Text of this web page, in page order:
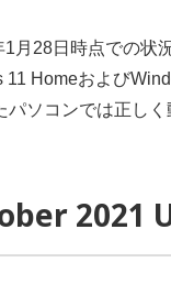
月28日時点での状
Homeおよび
ソコンでは正しく
2021